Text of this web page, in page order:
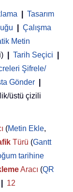
Tasarım
Çalışma
Metin
Tarih Seçici
Şifrele/
Gönder
üstü çizili
(Metin Ekle,
Türü (Gantt
tarihine
Aracı (QR
12